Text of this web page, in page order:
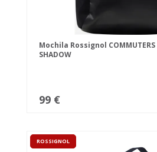
Mochila Rossignol COMMUTERS
SHADOW
99 €
ROSSIGNOL